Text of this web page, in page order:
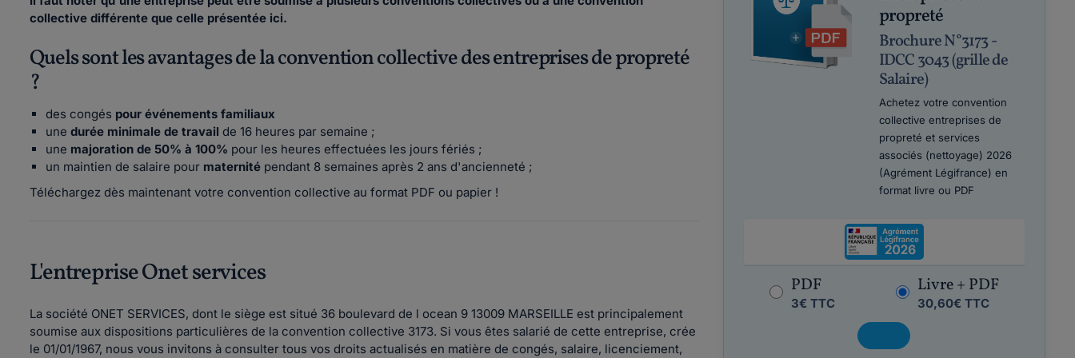
collective différente que celle présentée ici.
Quels sont les avantages de la convention collective des entreprises de propreté
?
des congés pour événements familiaux
une durée minimale de travail de 16 heures par semaine ;
une majoration de 50% à 100% pour les heures effectuées les jours fériés ;
un maintien de salaire pour maternité pendant 8 semaines après 2 ans d'ancienneté ;
Téléchargez dès maintenant votre convention collective au format PDF ou papier !
L'entreprise Onet services
La société ONET SERVICES, dont le siège est situé 36 boulevard de l ocean 9 13009 MARSEILLE est principalement
soumise aux dispositions particulières de la convention collective 3173. Si vous êtes salarié de cette entreprise, crée
le 01/01/1967, nous vous invitons à consulter tous vos droits actualisés en matière de congés, salaire, licenciement,
propreté
Brochure N°3173 -
IDCC 3043 (grille de
Salaire)
Achetez votre convention
collective entreprises de
propreté et services
associés (nettoyage) 2026
(Agrément Légifrance) en
format livre ou PDF
PDF
3€ TTC
Livre + PDF
30,60€ TTC